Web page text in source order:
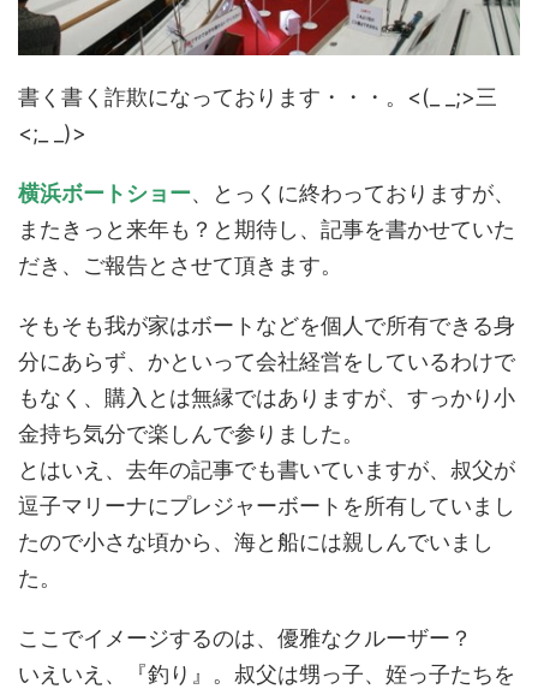
書く書く詐欺になっております・・・。<(_ _;>三
<;_ _)>
横浜ボートショー、とっくに終わっておりますが、
またきっと来年も？と期待し、記事を書かせていた
だき、ご報告とさせて頂きます。
そもそも我が家はボートなどを個人で所有できる身
分にあらず、かといって会社経営をしているわけで
もなく、購入とは無縁ではありますが、すっかり小
金持ち気分で楽しんで参りました。
とはいえ、去年の記事でも書いていますが、叔父が
逗子マリーナにプレジャーボートを所有していまし
たので小さな頃から、海と船には親しんでいまし
た。
ここでイメージするのは、優雅なクルーザー？
いえいえ、『釣り』。叔父は甥っ子、姪っ子たちを